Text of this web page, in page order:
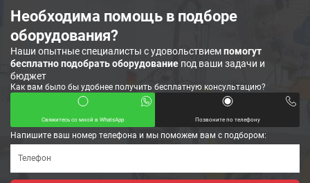
Необходима помощь в подборе
оборудования?
Наши опытные специалисты с удовольствиемпомогут
бесплатно подобрать оборудование под ваши задачи и
бюджет
Как вам было бы удобнее получить бесплатную консультацию?
Свяжитесь со мной в WhatsApp Позвоните по телефону
Напишите ваш номер телефона и мы поможем вам с подбором: